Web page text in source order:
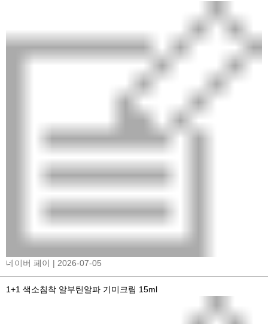
네이버 페이 | 2026-07-05
1+1 색소침착 알부틴알파 기미크림 15ml